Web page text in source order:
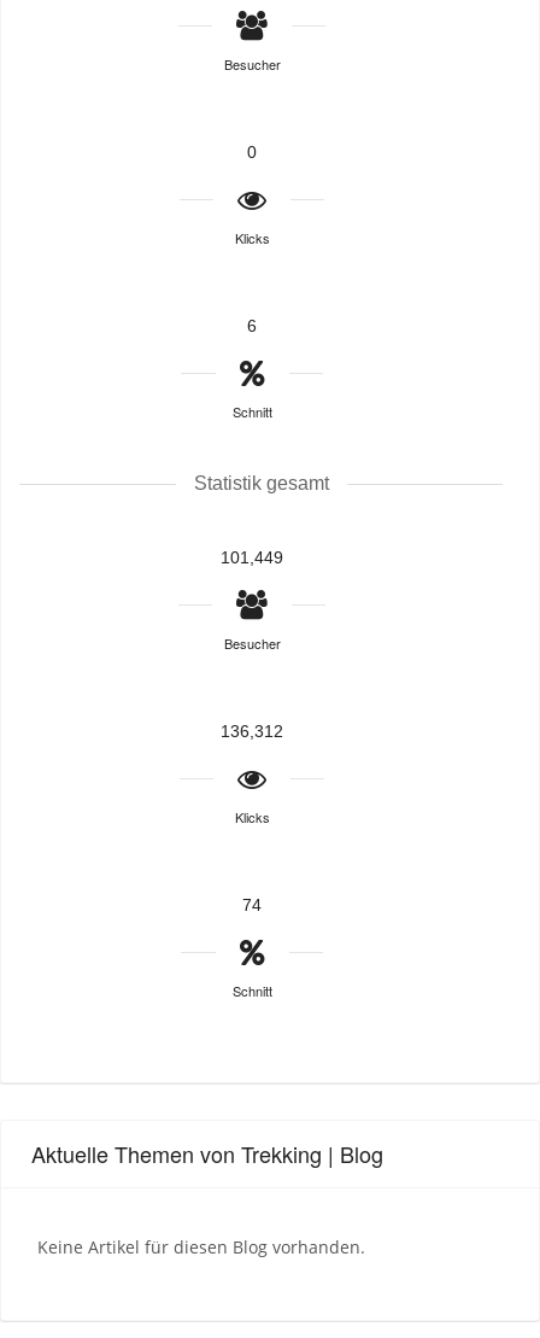
Besucher
0
Klicks
6
Schnitt
Statistik gesamt
101,449
Besucher
136,312
Klicks
74
Schnitt
Aktuelle Themen von Trekking | Blog
Keine Artikel für diesen Blog vorhanden.